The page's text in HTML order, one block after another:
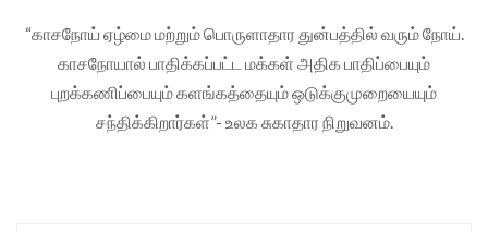
“காசநோய் ஏழ்மை மற்றும் பொருளாதார துன்பத்தில் வரும் நோய்.
காசநோயால் பாதிக்கப்பட்ட மக்கள் அதிக பாதிப்பையும்
புறக்கணிப்பையும் களங்கத்தையும் ஒடுக்குமுறையையும்
சந்திக்கிறார்கள்”- உலக சுகாதார நிறுவனம்.